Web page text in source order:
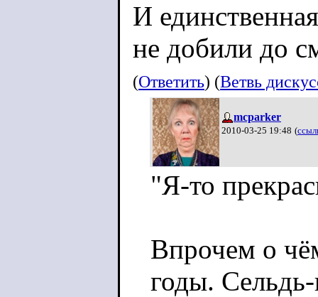
И
не добили до
(Ответить) (Ветвь
mcparker
2010-03-25 19:48 (
"Я-то
Впрочем о
годы.